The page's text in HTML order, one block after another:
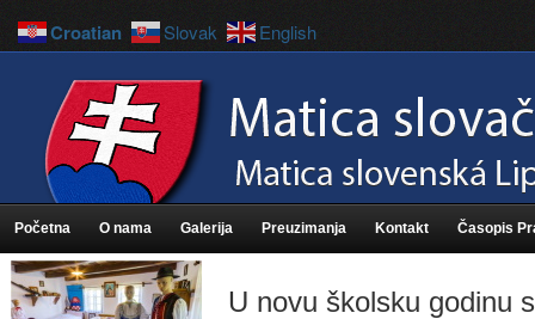
Početna O nama Galerija Preuzimanja Kontakt Časopis
U novu školsku godinu
Croatian Slovak English